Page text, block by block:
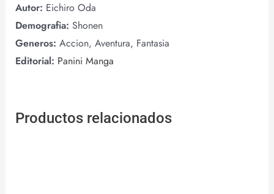
Autor: Eichiro Oda
Demografia: Shonen
Generos: Accion, Aventura, Fantasia
Editorial: Panini Manga
Productos relacionados